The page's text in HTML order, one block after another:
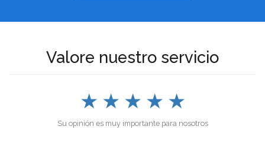
Valore nuestro servicio
★ ★ ★ ★ ★
Su opinión es muy importante para nosotros